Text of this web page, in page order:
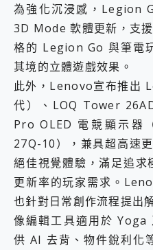
為強化沉浸感，Legion
3D Mode 軟體更新，支
格的 Legion Go 與筆電
其境的立體遊戲效果。
此外，Lenovo宣布推出
代）、LOQ Tower
Pro OLED 電競顯示器
27Q-10），兼具超高速
絕佳視覺體驗，滿足追求
更新率的玩家需求。
也針對日常創作流程提
像編輯工具適用於 Yoga
供 AI 去背、物件銳利化